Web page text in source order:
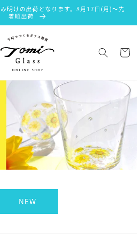
明けの出荷となります。8月17日(月)～先
着順出荷
ー
NEW